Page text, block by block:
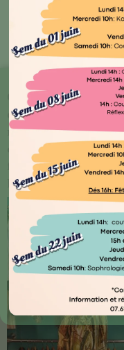
Chez Kocoon
dans notre univers
rencontrent.
conçus avec amour
français, ainsi que
Djego et Le Petit